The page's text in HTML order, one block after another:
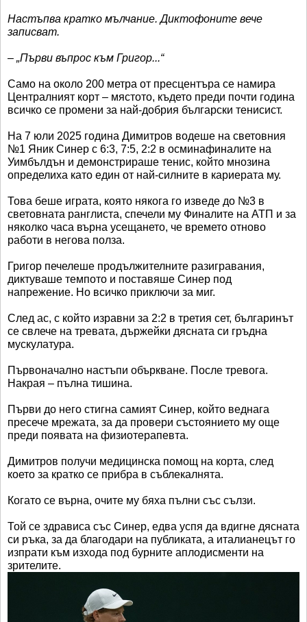
Настъпва кратко мълчание. Диктофоните вече
записват.
– „Първи въпрос към Григор...“
Само на около 200 метра от пресцентъра се намира
Централният корт – мястото, където преди почти година
всичко се промени за най-добрия български тенисист.
На 7 юли 2025 година Димитров водеше на световния
№1 Яник Синер с 6:3, 7:5, 2:2 в осминафиналите на
Уимбълдън и демонстрираше тенис, който мнозина
определиха като един от най-силните в кариерата му.
Това беше играта, която някога го изведе до №3 в
световната ранглиста, спечели му Финалите на АТП и за
няколко часа върна усещането, че времето отново
работи в негова полза.
Григор печелеше продължителните разигравания,
диктуваше темпото и поставяше Синер под
напрежение. Но всичко приключи за миг.
След ас, с който изравни за 2:2 в третия сет, българинът
се свлече на тревата, държейки дясната си гръдна
мускулатура.
Първоначално настъпи объркване. После тревога.
Накрая – пълна тишина.
Първи до него стигна самият Синер, който веднага
пресече мрежата, за да провери състоянието му още
преди появата на физиотерапевта.
Димитров получи медицинска помощ на корта, след
което за кратко се прибра в съблекалнята.
Когато се върна, очите му бяха пълни със сълзи.
Той се здрависа със Синер, едва успя да вдигне дясната
си ръка, за да благодари на публиката, а италианецът го
изпрати към изхода под бурните аплодисменти на
зрителите.